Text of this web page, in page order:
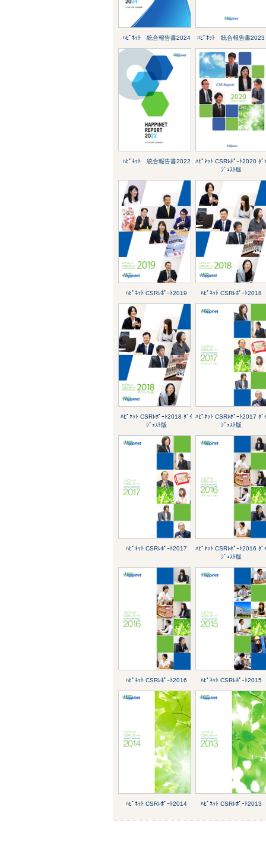
ﾊﾋﾟﾈｯﾄ 統合報告書2024 ﾊﾋﾟﾈｯﾄ 統合報告書2023
ﾊﾋﾟﾈｯﾄ 統合報告書2022
ﾊﾋﾟﾈｯﾄ CSRﾚﾎﾟｰﾄ2020 ﾀﾞ
ｼﾞｪｽﾄ版
ﾊﾋﾟﾈｯﾄ CSRﾚﾎﾟｰﾄ2019 ﾊﾋﾟﾈｯﾄ CSRﾚﾎﾟｰﾄ2018
ﾊﾋﾟﾈｯﾄ CSRﾚﾎﾟｰﾄ2018 ﾀﾞｲ
ｼﾞｪｽﾄ版
ﾊﾋﾟﾈｯﾄ CSRﾚﾎﾟｰﾄ2017 ﾀﾞ
ｼﾞｪｽﾄ版
ﾊﾋﾟﾈｯﾄ CSRﾚﾎﾟｰﾄ2017
ﾊﾋﾟﾈｯﾄ CSRﾚﾎﾟｰﾄ2016 ﾀﾞ
ｼﾞｪｽﾄ版
ﾊﾋﾟﾈｯﾄ CSRﾚﾎﾟｰﾄ2016 ﾊﾋﾟﾈｯﾄ CSRﾚﾎﾟｰﾄ2015
ﾊﾋﾟﾈｯﾄ CSRﾚﾎﾟｰﾄ2014 ﾊﾋﾟﾈｯﾄ CSRﾚﾎﾟｰﾄ2013